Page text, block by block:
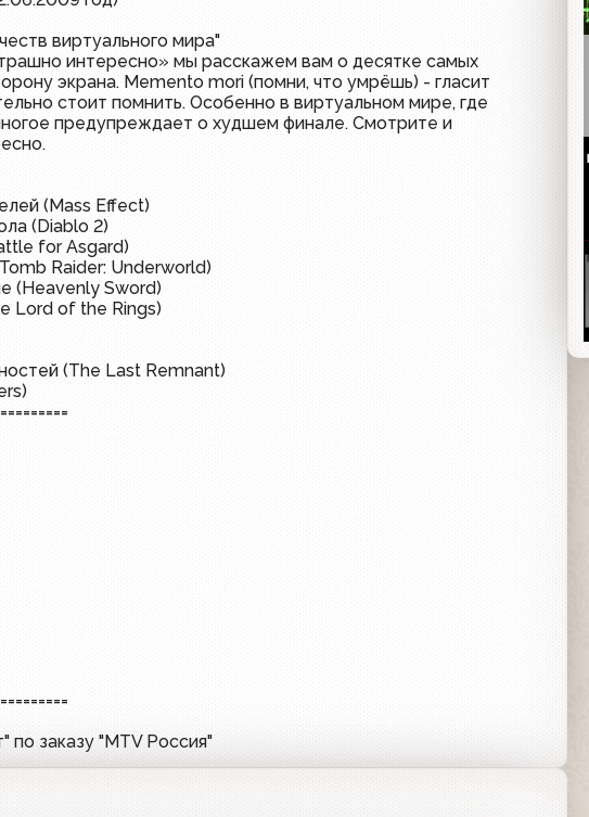
виртуального мира"
интересно» мы расскажем вам о десятке самых
экрана. Memento mori (помни, что умрёшь) - гласит
стоит помнить. Особенно в виртуальном мире, где
предупреждает о худшем финале. Смотрите и
(Mass Effect)
(Diablo 2)
for Asgard)
Raider: Underworld)
(Heavenly Sword)
Lord of the Rings)
(The Last Remnant)
заказу "MTV Россия"